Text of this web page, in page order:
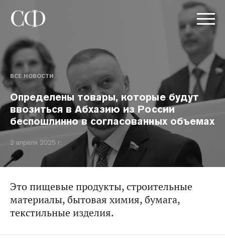
ВСЕ НОВОСТИ
Определены товары, которые будут
ввозиться в Абхазию из России
беспошлинно в согласованных объемах
2 апреля 2025 г.
Это пищевые продукты, строительные
материалы, бытовая химия, бумага,
текстильные изделия.